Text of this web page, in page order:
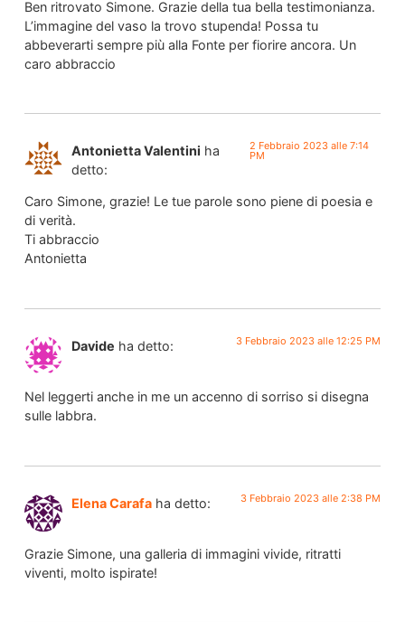
Ben ritrovato Simone. Grazie della tua bella testimonianza.
L’immagine del vaso la trovo stupenda! Possa tu
abbeverarti sempre più alla Fonte per fiorire ancora. Un
caro abbraccio
Antonietta Valentini ha
detto:
2 Febbraio 2023 alle 7:14
PM
Caro Simone, grazie! Le tue parole sono piene di poesia e
di verità.
Ti abbraccio
Antonietta
Davide ha detto: 3 Febbraio 2023 alle 12:25 PM
Nel leggerti anche in me un accenno di sorriso si disegna
sulle labbra.
Elena Carafa ha detto: 3 Febbraio 2023 alle 2:38 PM
Grazie Simone, una galleria di immagini vivide, ritratti
viventi, molto ispirate!